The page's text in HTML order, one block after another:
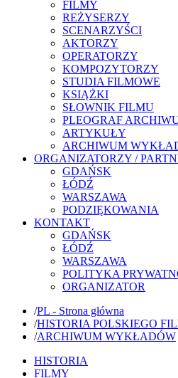
FILMY
REŻYSERZY
SCENARZYŚCI
AKTORZY
OPERATORZY
KOMPOZYTORZY
STUDIA FILMOWE
KSIĄŻKI
SŁOWNIK FILMU
PLEOGRAF
ARTYKUŁY
ARCHIWUM
ORGANIZATORZY /
GDAŃSK
ŁÓDŹ
WARSZAWA
PODZIĘKOWANIA
KONTAKT
GDAŃSK
ŁÓDŹ
WARSZAWA
POLITYKA
ORGANIZATOR
/PL - Strona główna
/HISTORIA POLSKIEGO
/ARCHIWUM WYKŁADÓW
HISTORIA
FILMY